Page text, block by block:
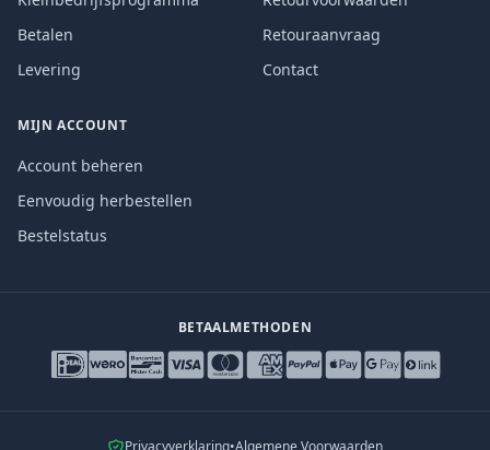
Betalen
Levering
Retouraanvraag
Contact
MIJN ACCOUNT
Account beheren
Eenvoudig herbestellen
Bestelstatus
BETAALMETHODEN
Privacyverklaring•Algemene Voorwaarden